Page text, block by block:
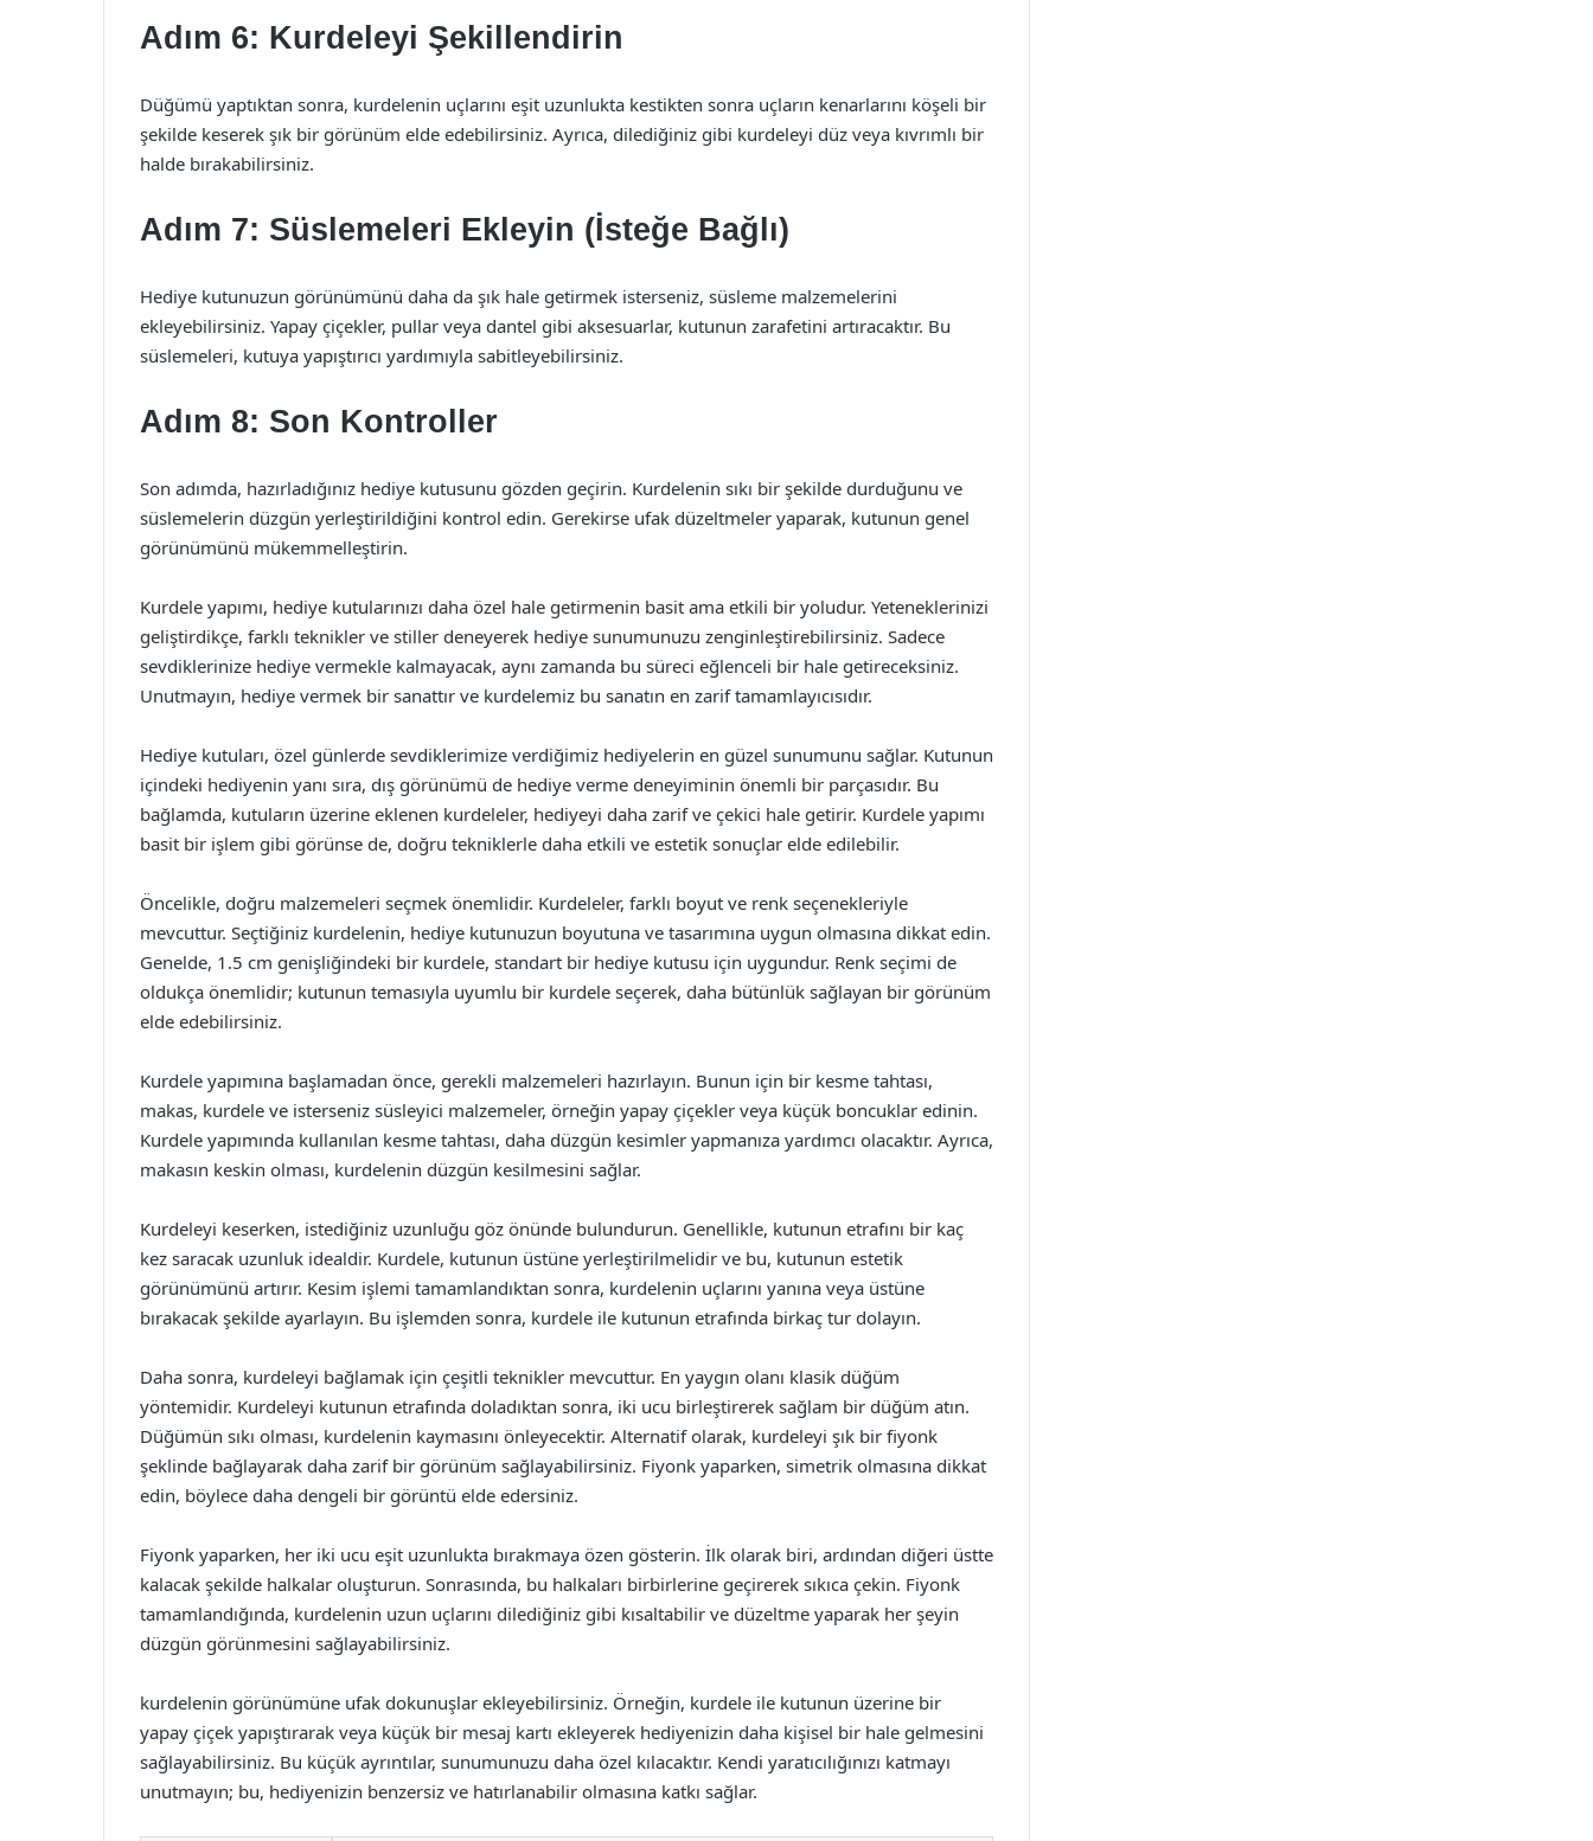
Adım 6: Kurdeleyi Şekillendirin
Düğümü yaptıktan sonra, kurdelenin uçlarını eşit uzunlukta kestikten sonra uçların kenarlarını köşeli bir
şekilde keserek şık bir görünüm elde edebilirsiniz. Ayrıca, dilediğiniz gibi kurdeleyi düz veya kıvrımlı bir
halde bırakabilirsiniz.
Adım 7: Süslemeleri Ekleyin (İsteğe Bağlı)
Hediye kutunuzun görünümünü daha da şık hale getirmek isterseniz, süsleme malzemelerini
ekleyebilirsiniz. Yapay çiçekler, pullar veya dantel gibi aksesuarlar, kutunun zarafetini artıracaktır. Bu
süslemeleri, kutuya yapıştırıcı yardımıyla sabitleyebilirsiniz.
Adım 8: Son Kontroller
Son adımda, hazırladığınız hediye kutusunu gözden geçirin. Kurdelenin sıkı bir şekilde durduğunu ve
süslemelerin düzgün yerleştirildiğini kontrol edin. Gerekirse ufak düzeltmeler yaparak, kutunun genel
görünümünü mükemmelleştirin.
Kurdele yapımı, hediye kutularınızı daha özel hale getirmenin basit ama etkili bir yoludur. Yeteneklerinizi
geliştirdikçe, farklı teknikler ve stiller deneyerek hediye sunumunuzu zenginleştirebilirsiniz. Sadece
sevdiklerinize hediye vermekle kalmayacak, aynı zamanda bu süreci eğlenceli bir hale getireceksiniz.
Unutmayın, hediye vermek bir sanattır ve kurdelemiz bu sanatın en zarif tamamlayıcısıdır.
Hediye kutuları, özel günlerde sevdiklerimize verdiğimiz hediyelerin en güzel sunumunu sağlar. Kutunun
içindeki hediyenin yanı sıra, dış görünümü de hediye verme deneyiminin önemli bir parçasıdır. Bu
bağlamda, kutuların üzerine eklenen kurdeleler, hediyeyi daha zarif ve çekici hale getirir. Kurdele yapımı
basit bir işlem gibi görünse de, doğru tekniklerle daha etkili ve estetik sonuçlar elde edilebilir.
Öncelikle, doğru malzemeleri seçmek önemlidir. Kurdeleler, farklı boyut ve renk seçenekleriyle
mevcuttur. Seçtiğiniz kurdelenin, hediye kutunuzun boyutuna ve tasarımına uygun olmasına dikkat edin.
Genelde, 1.5 cm genişliğindeki bir kurdele, standart bir hediye kutusu için uygundur. Renk seçimi de
oldukça önemlidir; kutunun temasıyla uyumlu bir kurdele seçerek, daha bütünlük sağlayan bir görünüm
elde edebilirsiniz.
Kurdele yapımına başlamadan önce, gerekli malzemeleri hazırlayın. Bunun için bir kesme tahtası,
makas, kurdele ve isterseniz süsleyici malzemeler, örneğin yapay çiçekler veya küçük boncuklar edinin.
Kurdele yapımında kullanılan kesme tahtası, daha düzgün kesimler yapmanıza yardımcı olacaktır. Ayrıca,
makasın keskin olması, kurdelenin düzgün kesilmesini sağlar.
Kurdeleyi keserken, istediğiniz uzunluğu göz önünde bulundurun. Genellikle, kutunun etrafını bir kaç
kez saracak uzunluk idealdir. Kurdele, kutunun üstüne yerleştirilmelidir ve bu, kutunun estetik
görünümünü artırır. Kesim işlemi tamamlandıktan sonra, kurdelenin uçlarını yanına veya üstüne
bırakacak şekilde ayarlayın. Bu işlemden sonra, kurdele ile kutunun etrafında birkaç tur dolayın.
Daha sonra, kurdeleyi bağlamak için çeşitli teknikler mevcuttur. En yaygın olanı klasik düğüm
yöntemidir. Kurdeleyi kutunun etrafında doladıktan sonra, iki ucu birleştirerek sağlam bir düğüm atın.
Düğümün sıkı olması, kurdelenin kaymasını önleyecektir. Alternatif olarak, kurdeleyi şık bir fiyonk
şeklinde bağlayarak daha zarif bir görünüm sağlayabilirsiniz. Fiyonk yaparken, simetrik olmasına dikkat
edin, böylece daha dengeli bir görüntü elde edersiniz.
Fiyonk yaparken, her iki ucu eşit uzunlukta bırakmaya özen gösterin. İlk olarak biri, ardından diğeri üstte
kalacak şekilde halkalar oluşturun. Sonrasında, bu halkaları birbirlerine geçirerek sıkıca çekin. Fiyonk
tamamlandığında, kurdelenin uzun uçlarını dilediğiniz gibi kısaltabilir ve düzeltme yaparak her şeyin
düzgün görünmesini sağlayabilirsiniz.
kurdelenin görünümüne ufak dokunuşlar ekleyebilirsiniz. Örneğin, kurdele ile kutunun üzerine bir
yapay çiçek yapıştırarak veya küçük bir mesaj kartı ekleyerek hediyenizin daha kişisel bir hale gelmesini
sağlayabilirsiniz. Bu küçük ayrıntılar, sunumunuzu daha özel kılacaktır. Kendi yaratıcılığınızı katmayı
unutmayın; bu, hediyenizin benzersiz ve hatırlanabilir olmasına katkı sağlar.